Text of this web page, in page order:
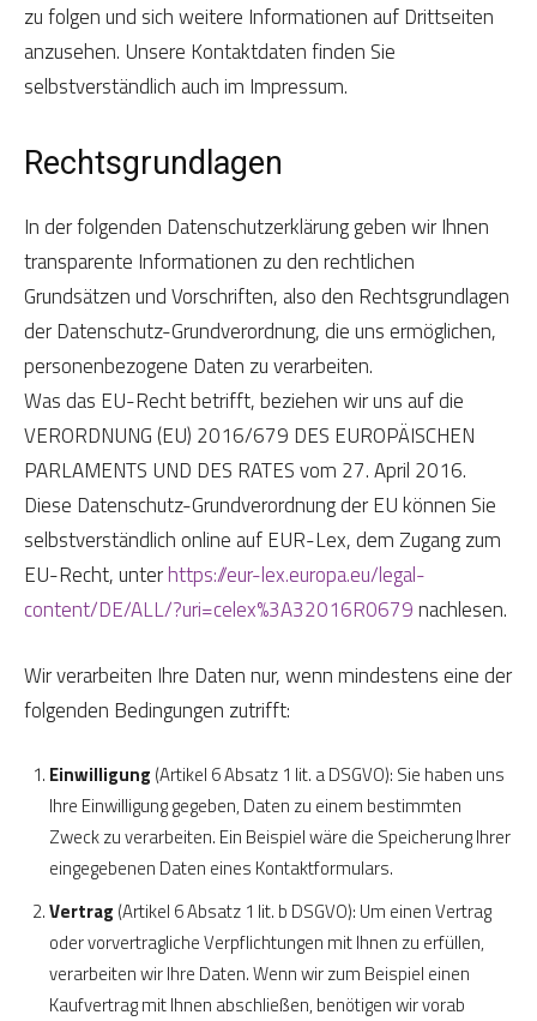
zu folgen und sich weitere Informationen auf Drittseiten
anzusehen. Unsere Kontaktdaten finden Sie
selbstverständlich auch im Impressum.
Rechtsgrundlagen
In der folgenden Datenschutzerklärung geben wir Ihnen
transparente Informationen zu den rechtlichen
Grundsätzen und Vorschriften, also den Rechtsgrundlagen
der Datenschutz-Grundverordnung, die uns ermöglichen,
personenbezogene Daten zu verarbeiten.
Was das EU-Recht betrifft, beziehen wir uns auf die
VERORDNUNG (EU) 2016/679 DES EUROPÄISCHEN
PARLAMENTS UND DES RATES vom 27. April 2016.
Diese Datenschutz-Grundverordnung der EU können Sie
selbstverständlich online auf EUR-Lex, dem Zugang zum
EU-Recht, unterhttps://eur-lex.europa.eu/legal-
content/DE/ALL/?uri=celex%3A32016R0679nachlesen.
Wir verarbeiten Ihre Daten nur, wenn mindestens eine der
folgenden Bedingungen zutrifft:
Einwilligung (Artikel 6 Absatz 1 lit. a DSGVO): Sie haben uns
Ihre Einwilligung gegeben, Daten zu einem bestimmten
Zweck zu verarbeiten. Ein Beispiel wäre die Speicherung Ihrer
eingegebenen Daten eines Kontaktformulars.
Vertrag (Artikel 6 Absatz 1 lit. b DSGVO): Um einen Vertrag
oder vorvertragliche Verpflichtungen mit Ihnen zu erfüllen,
verarbeiten wir Ihre Daten. Wenn wir zum Beispiel einen
Kaufvertrag mit Ihnen abschließen, benötigen wir vorab